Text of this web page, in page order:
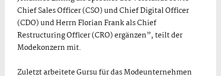
Chief Sales Officer (CSO) und Chief Digital Officer
(CDO) und Herrn Florian Frank als Chief
Restructuring Officer (CRO) ergänzen”, teilt der
Modekonzern mit.
Zuletzt arbeitete Gursu für das Modeunternehmen